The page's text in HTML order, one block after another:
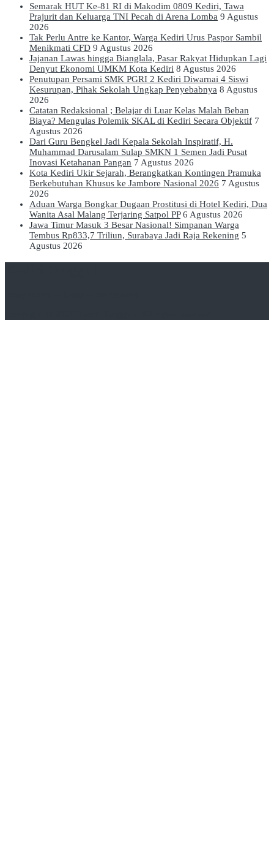
Semarak HUT Ke-81 RI di Makodim 0809 Kediri, Tawa
Prajurit dan Keluarga TNI Pecah di Arena Lomba 9 Agustus
2026
Tak Perlu Antre ke Kantor, Warga Kediri Urus Paspor Sambil
Menikmati CFD 9 Agustus 2026
Jajanan Lawas hingga Bianglala, Pasar Rakyat Hidupkan Lagi
Denyut Ekonomi UMKM Kota Kediri 8 Agustus 2026
Penutupan Persami SMK PGRI 2 Kediri Diwarnai 4 Siswi
Kesurupan, Pihak Sekolah Ungkap Penyebabnya 8 Agustus
2026
Catatan Redaksional ; Belajar di Luar Kelas Malah Beban
Biaya? Mengulas Polemik SKAL di Kediri Secara Objektif 7
Agustus 2026
Dari Guru Bengkel Jadi Kepala Sekolah Inspiratif, H.
Muhammad Darusalam Sulap SMKN 1 Semen Jadi Pusat
Inovasi Ketahanan Pangan 7 Agustus 2026
Kota Kediri Ukir Sejarah, Berangkatkan Kontingen Pramuka
Berkebutuhan Khusus ke Jambore Nasional 2026 7 Agustus
2026
Aduan Warga Bongkar Dugaan Prostitusi di Hotel Kediri, Dua
Wanita Asal Malang Terjaring Satpol PP 6 Agustus 2026
Jawa Timur Masuk 3 Besar Nasional! Simpanan Warga
Tembus Rp833,7 Triliun, Surabaya Jadi Raja Rekening 5
Agustus 2026